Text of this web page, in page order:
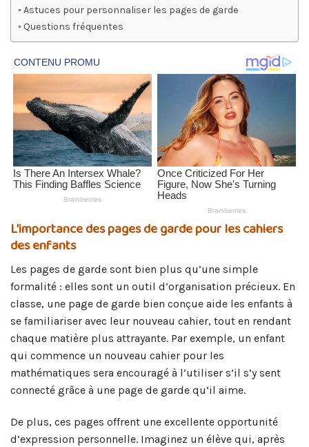
Astuces pour personnaliser les pages de garde
Questions fréquentes
L’importance des pages de garde pour les cahiers
des enfants
Les pages de garde sont bien plus qu’une simple
formalité : elles sont un outil d’organisation précieux. En
classe, une page de garde bien conçue aide les enfants à
se familiariser avec leur nouveau cahier, tout en rendant
chaque matière plus attrayante. Par exemple, un enfant
qui commence un nouveau cahier pour les
mathématiques sera encouragé à l’utiliser s’il s’y sent
connecté grâce à une page de garde qu’il aime.
De plus, ces pages offrent une excellente opportunité
d’expression personnelle. Imaginez un élève qui, après